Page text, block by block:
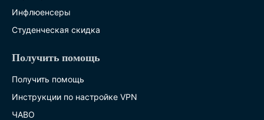
Инфлюенсеры
Студенческая скидка
Получить помощь
Получить помощь
Инструкции по настройке VPN
ЧАВО